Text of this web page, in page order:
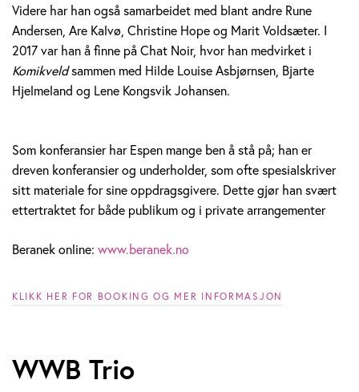
Videre har han også samarbeidet med blant andre Rune
Andersen, Are Kalvø, Christine Hope og Marit Voldsæter. I
2017 var han å finne på Chat Noir, hvor han medvirket i
Komikveldsammen med Hilde Louise Asbjørnsen, Bjarte
Hjelmeland og Lene Kongsvik Johansen.
Som konferansier har Espen mange ben å stå på; han er
dreven konferansier og underholder, som ofte spesialskriver
sitt materiale for sine oppdragsgivere. Dette gjør han svært
ettertraktet for både publikum og i private arrangementer
Beranek online: www.beranek.no
KLIKK HER FOR BOOKING OG MER INFORMASJON
WWB Trio